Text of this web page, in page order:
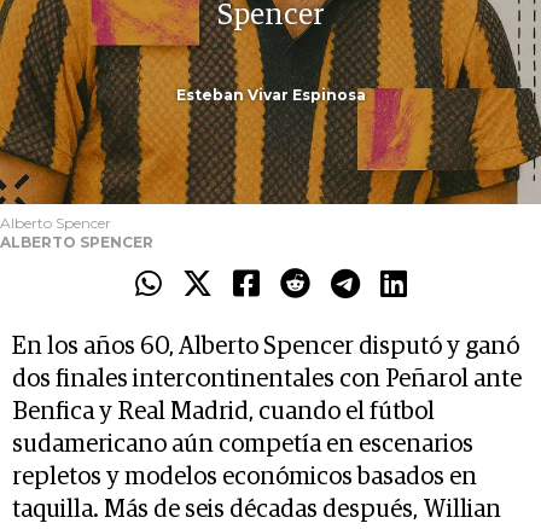
Spencer
Esteban Vivar Espinosa
Alberto Spencer
ALBERTO SPENCER
En los años 60, Alberto Spencer disputó y ganó
dos finales intercontinentales con Peñarol ante
Benfica y Real Madrid, cuando el fútbol
sudamericano aún competía en escenarios
repletos y modelos económicos basados en
taquilla. Más de seis décadas después, Willian